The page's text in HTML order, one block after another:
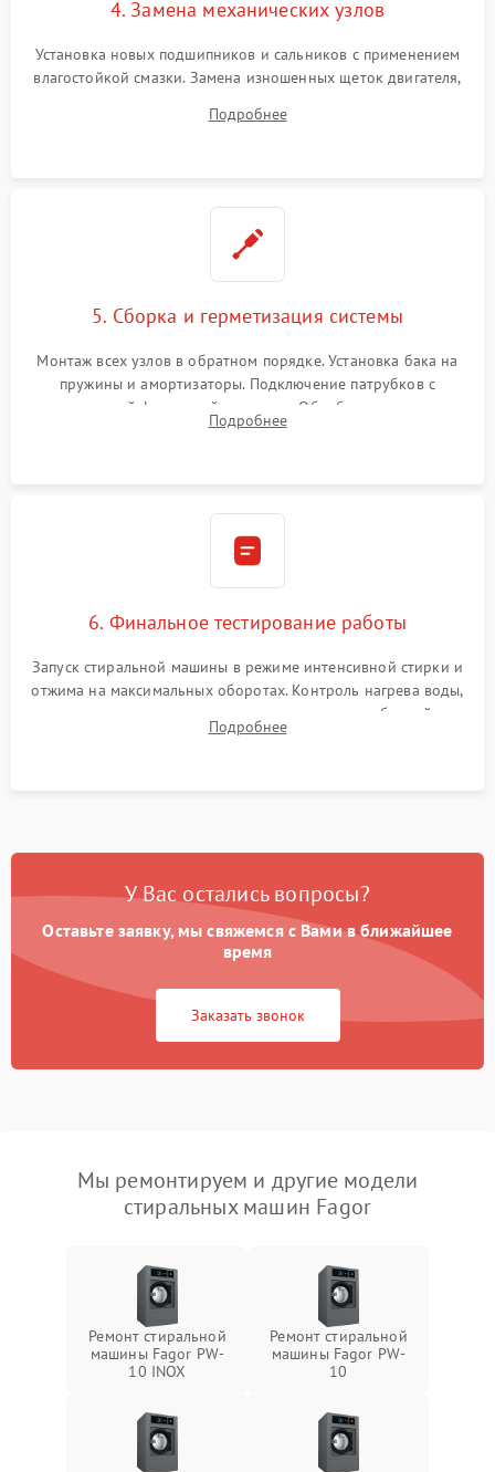
4. Замена механических узлов
Установка новых подшипников и сальников с применением
влагостойкой смазки. Замена изношенных щеток двигателя,
или поврежденной резиновой манжеты.
Подробнее
5. Сборка и герметизация системы
Монтаж всех узлов в обратном порядке. Установка бака на
пружины и амортизаторы. Подключение патрубков с
надежной фиксацией хомутами. Обработка стыков
герметиком для предотвращения возможных протечек воды.
Подробнее
6. Финальное тестирование работы
Запуск стиральной машины в режиме интенсивной стирки и
отжима на максимальных оборотах. Контроль нагрева воды,
корректности слива, отсутствия излишних вибраций,
посторонних стуков и протечек под корпусом.
Подробнее
У Вас остались вопросы?
Оставьте заявку, мы свяжемся с Вами в ближайшее
время
Заказать звонок
Мы ремонтируем и другие модели
стиральных машин Fagor
Ремонт стиральной
машины Fagor PW-
10 INOX
Ремонт стиральной
машины Fagor PW-
10